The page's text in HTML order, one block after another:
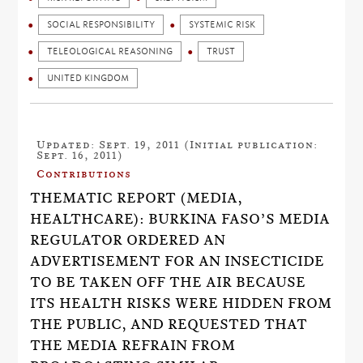
SOCIAL RESPONSIBILITY SYSTEMIC RISK
TELEOLOGICAL REASONING TRUST
UNITED KINGDOM
Updated: Sept. 19, 2011 (Initial publication:
Sept. 16, 2011)
Contributions
THEMATIC REPORT (MEDIA,
HEALTHCARE): BURKINA FASO’S MEDIA
REGULATOR ORDERED AN
ADVERTISEMENT FOR AN INSECTICIDE
TO BE TAKEN OFF THE AIR BECAUSE
ITS HEALTH RISKS WERE HIDDEN FROM
THE PUBLIC, AND REQUESTED THAT
THE MEDIA REFRAIN FROM